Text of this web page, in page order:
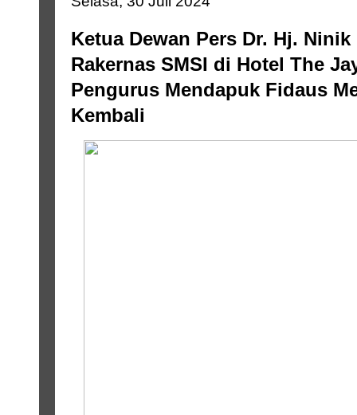
Ketua Dewan Pers Dr. Hj.
Rakernas SMSI di Hotel The
Pengurus Mendapuk Fidaus
Kembali